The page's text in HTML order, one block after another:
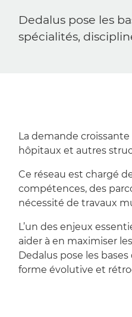
Dedalus pose les
spécialités,
La demande
hôpitaux et autres
Ce réseau est chargé
compétences, des
nécessité de travaux
L’un des enjeux
aider à en maximiser
Dedalus pose les
forme évolutive et